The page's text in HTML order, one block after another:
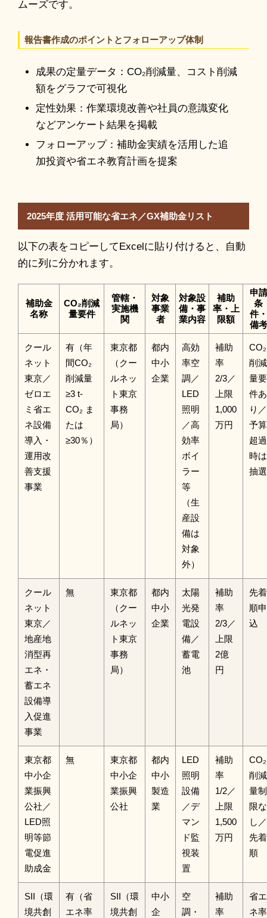
ムーズです。
報告書作成のポイントとフォローアップ体制
成果の定量データ：CO₂削減量、コスト削減
額をグラフで可視化
定性効果：作業環境改善や社員の意識変化
などアンケート結果を掲載
フォローアップ：補助金実績を活用した追
加投資や省エネ教育計画を提案
2025年度 活用可能な省エネ／GX補助金リスト
以下の表をコピーしてExcelに貼り付けると、自動
的に列に分かれます。
補助金
名称
CO₂削減
量要件
管轄・
実施機
関
対象
事業
者
対象設
備・事
業内容
補助
率・上
限額
申請
条
件・
備考
クール
ネット
東京／
ゼロエ
ミ省エ
ネ設備
導入・
運用改
善支援
事業
有（年
間CO₂
削減量
≥3 t-
CO₂ ま
たは
≥30％）
東京都
（クー
ルネッ
ト東京
事務
局）
都内
中小
企業
高効
率空
調／
LED
照明
／高
効率
ボイ
ラー
等
（生
産設
備は
対象
外）
補助
率
2/3／
上限
1,000
万円
CO₂
削減
量要
件あ
り／
予算
超過
時は
抽選
クール
ネット
東京／
地産地
消型再
エネ・
蓄エネ
設備導
入促進
事業
無
東京都
（クー
ルネッ
ト東京
事務
局）
都内
中小
企業
太陽
光発
電設
備／
蓄電
池
補助
率
2/3／
上限
2億
円
先着
順申
込
東京都
中小企
業振興
公社／
LED照
明等節
電促進
助成金
無
東京都
中小企
業振興
公社
都内
中小
製造
業
LED
照明
設備
／デ
マン
ド監
視装
置
補助
率
1/2／
上限
1,500
万円
CO₂
削減
量制
限な
し／
先着
順
SII（環
境共創
有（省
エネ率
SII（環
境共創
中小
企
空
調・
補助
率
省エ
ネ率